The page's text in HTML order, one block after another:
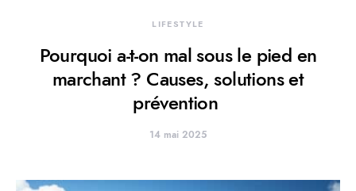
LIFESTYLE
Pourquoi a-t-on mal sous le pied en
marchant ? Causes, solutions et
prévention
14 mai 2025